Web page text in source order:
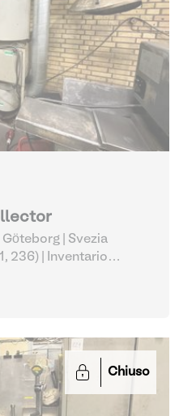
| Svezia
236)
Chiuso